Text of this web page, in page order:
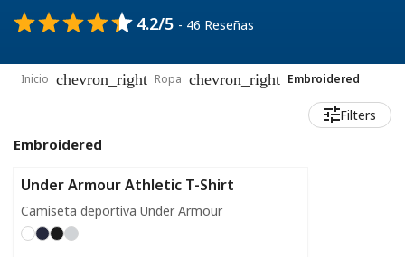
4.2/5 - 46 Reseñas
Inicio chevron_right Ropa chevron_right Embroidered
Filters
Embroidered
Under Armour Athletic T-Shirt
Camiseta deportiva Under Armour